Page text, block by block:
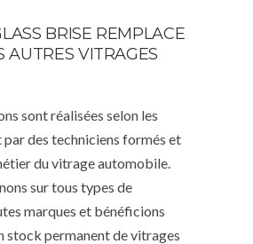
BRISE REMPLACE
AUTRES VITRAGES
sont réalisées selon les
par des techniciens formés et
du vitrage automobile.
sur tous types de
marques et bénéficions
stock permanent de vitrages